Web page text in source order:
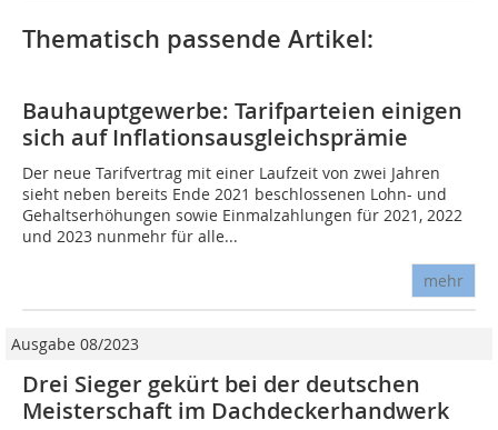
Thematisch passende Artikel:
Bauhauptgewerbe: Tarifparteien einigen
sich auf Inflationsausgleichsprämie
Der neue Tarifvertrag mit einer Laufzeit von zwei Jahren
sieht neben bereits Ende 2021 beschlossenen Lohn- und
Gehaltserhöhungen sowie Einmalzahlungen für 2021, 2022
und 2023 nunmehr für alle...
mehr
Ausgabe 08/2023
Drei Sieger gekürt bei der deutschen
Meisterschaft im Dachdeckerhandwerk